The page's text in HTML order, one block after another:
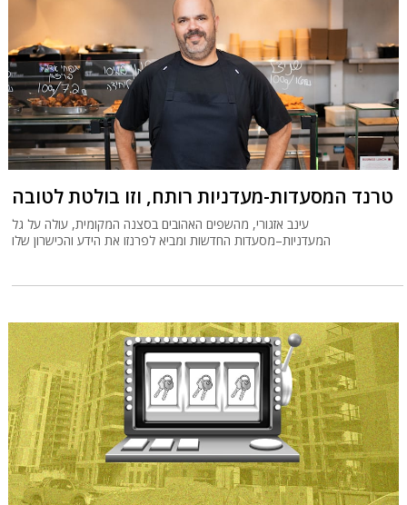
טרנד המסעדות-מעדניות רותח, וזו בולטת לטובה
עינב אזגורי, מהשפים האהובים בסצנה המקומית, עולה על גל
המעדניות–מסעדות החדשות ומביא לפרנזו את הידע והכישרון שלו